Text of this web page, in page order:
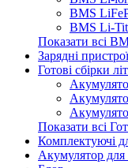
BMS
BMS Li-
Показати всі
Зарядні пристрої
Готові сбірки
Показати всі
Комплектуючі
Акумулятор для